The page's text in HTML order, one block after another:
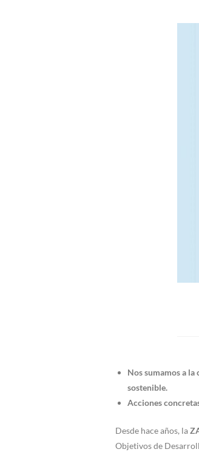
Nos sumamos a
sostenible.
Acciones
Desde hace años, la
Objetivos de